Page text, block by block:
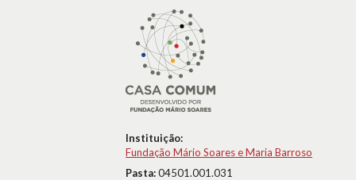
Instituição:
Fundação Mário Soares e Maria Barroso
Pasta:04501.001.031